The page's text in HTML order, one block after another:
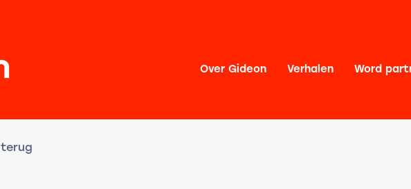
terug
Over Gideon Verhalen Word